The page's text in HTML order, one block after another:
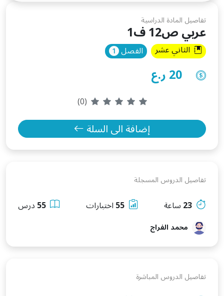
تفاصيل المادة الدراسية
عربي ص12 ف1
الثاني عشر الفصل
20 ر.ع
(0)
إضافة الى السلة
تفاصيل الدروس المسجلة
23ساعة 55اختبارات 55درس
محمد الفراج
تفاصيل الدروس المباشرة